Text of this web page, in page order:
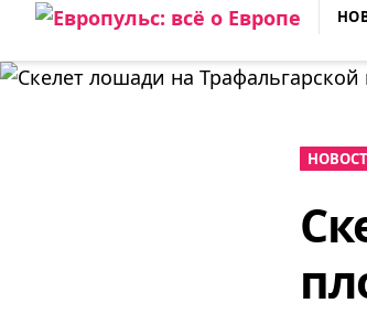
Skip
content
ЕВРОПУЛЬС: ВСЁ О ЕВРОПЕ